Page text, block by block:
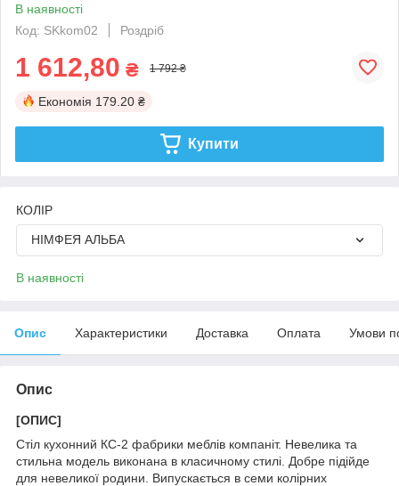
В наявності
Код: SKkom02
Роздріб
1 612,80 ₴ 1 792 ₴
Економія 179.20 ₴
Купити
КОЛІР
НІМФЕЯ АЛЬБА
В наявності
Опис Характеристики Доставка Оплата Умови
Опис
[ОПИС]
Стіл кухонний КС-2 фабрики меблів компаніт. Невелика та
стильна модель виконана в класичному стилі. Добре підійде
для невеликої родини. Випускається в семи колірних